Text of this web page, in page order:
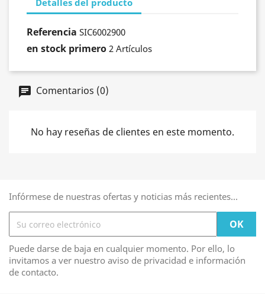
Referencia SIC6002900
en stock primero 2 Artículos
Comentarios (0)
No hay reseñas de clientes en este momento.
Infórmese de nuestras ofertas y noticias más recientes...
Puede darse de baja en cualquier momento. Por ello, lo
invitamos a ver nuestro aviso de privacidad e información
de contacto.